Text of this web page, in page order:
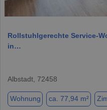
Rollstuhlgerechte Service-
in…
Albstadt, 72458
Wohnung ca. 77,94 m²